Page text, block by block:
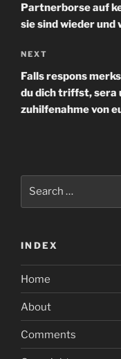
Partnerborse auf
sie sind wieder und
Next
Post
NEXT
Falls respons
du dich triffst,
zuhilfenahme von
INDEX
Home
About
Comments